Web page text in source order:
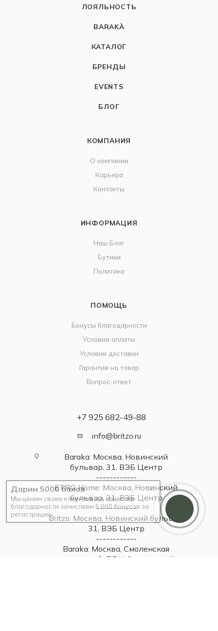
ЛОЯЛЬНОСТЬ
BARAKÀ
КАТАЛОГ
БРЕНДЫ
EVENTS
БЛОГ
КОМПАНИЯ
О компании
Карьера
Контакты
ИНФОРМАЦИЯ
Наш Блог
Бутики
Политика
ПОМОЩЬ
Бонусы благодарности
Условия оплаты
Условия доставки
Гарантия на товар
Вопрос-ответ
+7 925 682-49-88
info@britzo.ru
Baraka: Москва, Новинский
бульвар, 31, ВЭБ Центр
------------
ETRO Home: Москва, Новинский
бульвар, 31, ВЭБ Центр
------------
Britzo: Москва, Новинский бульвар,
31, ВЭБ Центр
------------
Baraka: Москва, Смоленская
площадь, 3, ТДЦ Смоленский
Дарим 5000 балов
Мы ценим своих клиентов и в качестве
благодарности зачисляем 5 000 бонусов за
регистрацию